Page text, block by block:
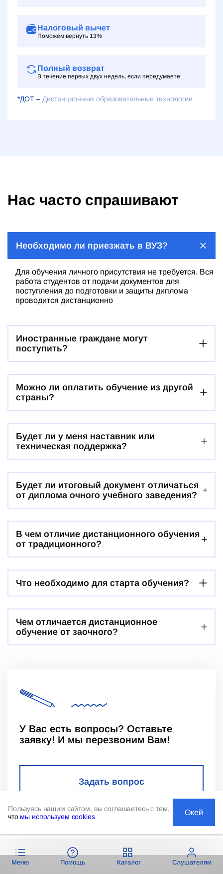
Налоговый вычет
Поможем вернуть 13%
Полный возврат
В течение первых двух недель, если передумаете
*ДОТ – Дистанционные образовательные технологии
Нас часто спрашивают
Необходимо ли приезжать в ВУЗ?
Для обучения личного присутствия не требуется. Вся
работа студентов от подачи документов для
поступления до подготовки и защиты диплома
проводится дистанционно
Иностранные граждане могут
поступить?
Можно ли оплатить обучение из другой
страны?
Будет ли у меня наставник или
техническая поддержка?
Будет ли итоговый документ отличаться
от диплома очного учебного заведения?
В чем отличие дистанционного обучения
от традиционного?
Что необходимо для старта обучения?
Чем отличается дистанционное
обучение от заочного?
У Вас есть вопросы? Оставьте
заявку! И мы перезвоним Вам!
Задать вопрос
Меню Помощь Каталог Слушателям
Пользуясь нашим сайтом, вы соглашаетесь с тем,
что мы используем cookies Окей